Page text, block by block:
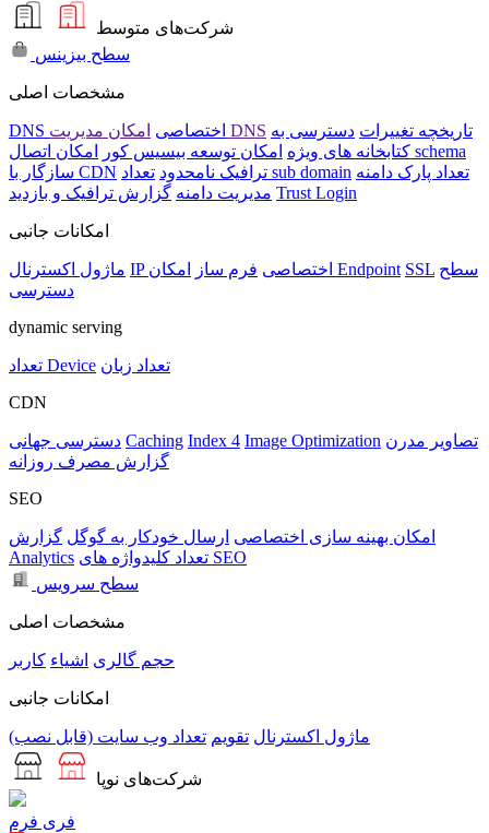
شرکت‌های متوسط
سطح بیزینس
مشخصات اصلی
DNS اختصاصی امکان مدیریت DNS تاریخچه تغییرات دسترسی به
کتابخانه های ویژه امکان توسعه بیسیس کور
امکان اتصال schema
سازگار با CDN
ترافیک نامحدود تعداد sub domain تعداد پارک دامنه
مدیریت دامنه گزارش ترافیک و بازدید Trust Login
امکانات جانبی
ماژول اکسترنال IP اختصاصی فرم ساز امکان Endpoint SSL سطح
دسترسی
dynamic serving
تعداد Device تعداد زبان
CDN
دسترسی جهانی Caching Index 4 Image Optimization تصاویر مدرن
گزارش مصرف روزانه
SEO
امکان بهینه سازی اختصاصی ارسال خودکار به گوگل گزارش
Analytics
تعداد کلیدواژه های SEO
سطح سرویس
مشخصات اصلی
حجم گالری اشیاء کاربر
امکانات جانبی
ماژول اکسترنال تقویم تعداد وب سایت (قابل نصب)
شرکت‌های نوپا
فری فرم